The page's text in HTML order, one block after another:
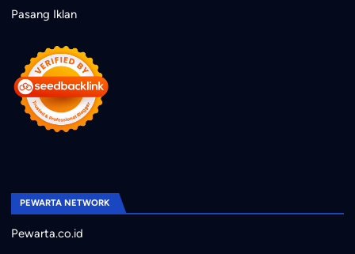
Pasang Iklan
PEWARTA NETWORK
Pewarta.co.id